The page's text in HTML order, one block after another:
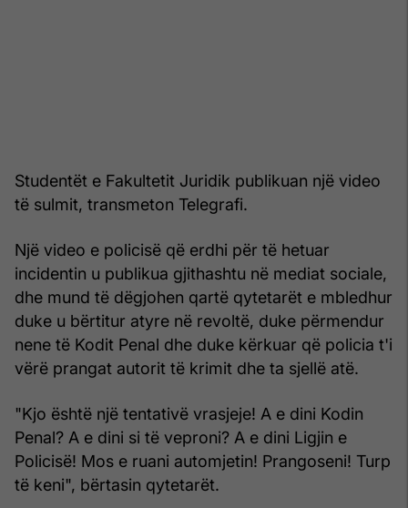
Studentët e Fakultetit Juridik publikuan një video
të sulmit, transmeton Telegrafi.
Një video e policisë që erdhi për të hetuar
incidentin u publikua gjithashtu në mediat sociale,
dhe mund të dëgjohen qartë qytetarët e mbledhur
duke u bërtitur atyre në revoltë, duke përmendur
nene të Kodit Penal dhe duke kërkuar që policia t'i
vërë prangat autorit të krimit dhe ta sjellë atë.
"Kjo është një tentativë vrasjeje! A e dini Kodin
Penal? A e dini si të veproni? A e dini Ligjin e
Policisë! Mos e ruani automjetin! Prangoseni! Turp
të keni", bërtasin qytetarët.